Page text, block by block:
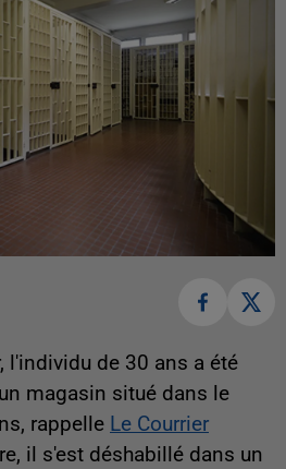
l'individu de 30 ans a été
magasin situé dans le
rappelle Le Courrier
il s'est déshabillé dans un